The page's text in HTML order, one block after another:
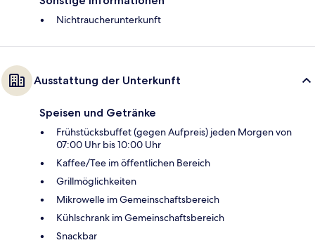
Nichtraucherunterkunft
Ausstattung der Unterkunft
Speisen und Getränke
Frühstücksbuffet (gegen Aufpreis) jeden Morgen von
07:00 Uhr bis 10:00 Uhr
Kaffee/Tee im öffentlichen Bereich
Grillmöglichkeiten
Mikrowelle im Gemeinschaftsbereich
Kühlschrank im Gemeinschaftsbereich
Snackbar